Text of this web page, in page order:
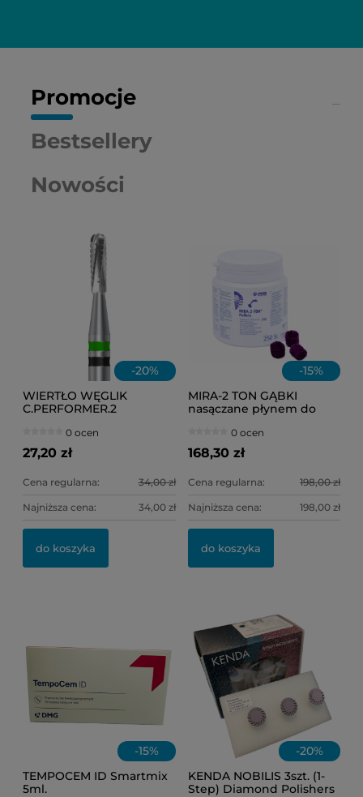
Promocje
Nowości
Bestsellery
-20%
WIERTŁO WĘGLIK
C.PERFORMER.2
(do koron)
0 ocen
27,20 zł
Cena regularna: 34,00 zł
Najniższa cena: 34,00 zł
do koszyka
-15%
MIRA-2 TON GĄBKI
nasączane płynem do
0 ocen
168,30 zł
Cena regularna: 198,00 zł
Najniższa cena: 198,00 zł
do koszyka
-15%
TEMPOCEM ID Smartmix
5ml.
-20%
KENDA NOBILIS 3szt. (1-
Step) Diamond Polishers